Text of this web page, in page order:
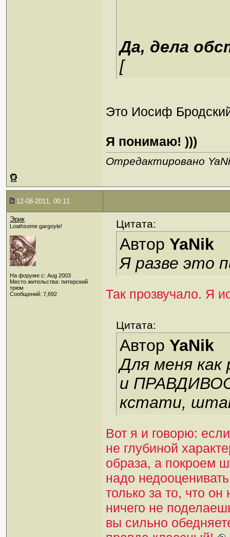
Да, дела
[
Это Иосиф
Я понимаю! )))
Отредактировано
12-08-2011, 00:11
Эрик
Loathsome gargoyle!
На форуме с: Aug 2003
Место жительства: питерский
трюм
Сообщений: 7,692
Цитата:
Автор YaNik
Я разве это
Так прозвучало. Я
Цитата:
Автор YaNik
Для меня как
и
кстати,
Вот я и говорю:
не глубиной
образа, а покроем
надо
только за то, что
ничего не
вы сильно